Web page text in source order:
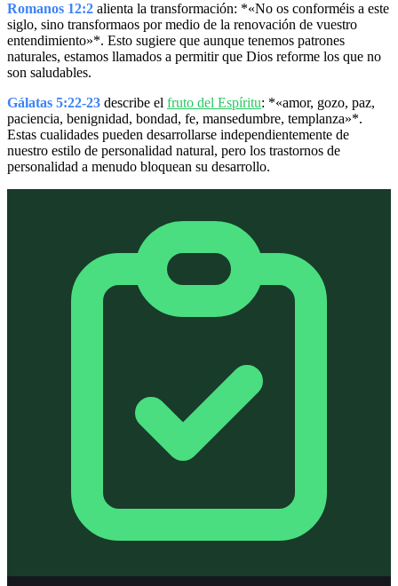
Romanos 12:2 alienta la transformación: *«No os conforméis a este
siglo, sino transformaos por medio de la renovación de vuestro
entendimiento»*. Esto sugiere que aunque tenemos patrones
naturales, estamos llamados a permitir que Dios reforme los que no
son saludables.
Gálatas 5:22-23 describe el fruto del Espíritu: *«amor, gozo, paz,
paciencia, benignidad, bondad, fe, mansedumbre, templanza»*.
Estas cualidades pueden desarrollarse independientemente de
nuestro estilo de personalidad natural, pero los trastornos de
personalidad a menudo bloquean su desarrollo.